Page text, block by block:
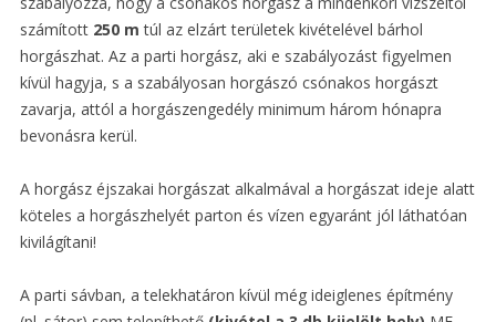
számított 250 m túl az elzárt területek kivételével bárhol
horgászhat. Az a parti horgász, aki e szabályozást figyelmen
kívül hagyja, s a szabályosan horgászó csónakos horgászt
zavarja, attól a horgászengedély minimum három hónapra
bevonásra kerül.
A horgász éjszakai horgászat alkalmával a horgászat ideje alatt
köteles a horgászhelyét parton és vízen egyaránt jól láthatóan
kivilágítani!
A parti sávban, a telekhatáron kívül még ideiglenes építmény